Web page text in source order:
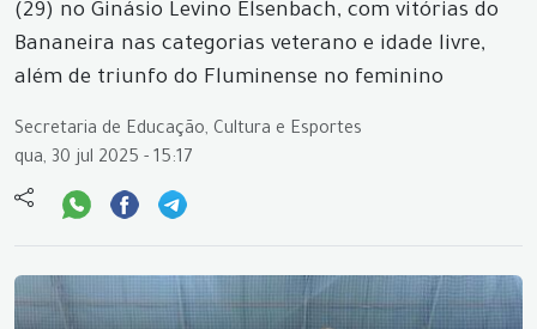
(29) no Ginásio Levino Elsenbach, com vitórias do
Bananeira nas categorias veterano e idade livre,
além de triunfo do Fluminense no feminino
Secretaria de Educação, Cultura e Esportes
qua, 30 jul 2025 - 15:17